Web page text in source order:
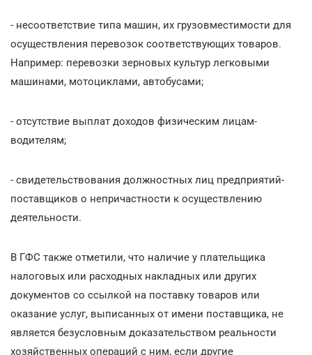
- несоответствие типа машин, их грузовместимости для
осуществления перевозок соответствующих товаров.
Например: перевозки зерновых культур легковыми
машинами, мотоциклами, автобусами;
- отсутствие выплат доходов физическим лицам-
водителям;
- свидетельствования должностных лиц предприятий-
поставщиков о непричастности к осуществлению
деятельности.
В ГФС также отметили, что наличие у плательщика
налоговых или расходных накладных или других
документов со ссылкой на поставку товаров или
оказание услуг, выписанных от имени поставщика, не
является безусловным доказательством реальности
хозяйственных операций с ним, если другие